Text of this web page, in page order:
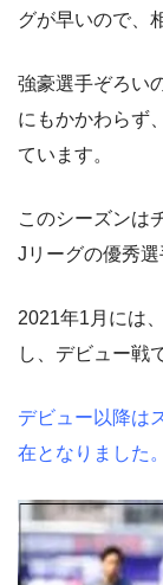
グが早いので、
強豪選手ぞろい
にもかかわらず
ています。
このシーズンは
Jリーグの優秀選
2021年1月には
し、デビュー戦
デビュー以降は
在となりました。